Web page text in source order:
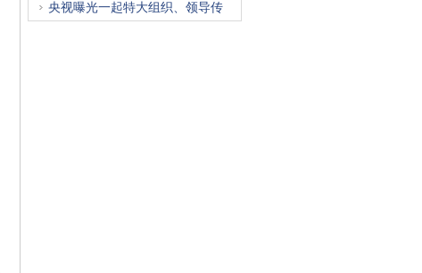
央视曝光一起特大组织、领导传